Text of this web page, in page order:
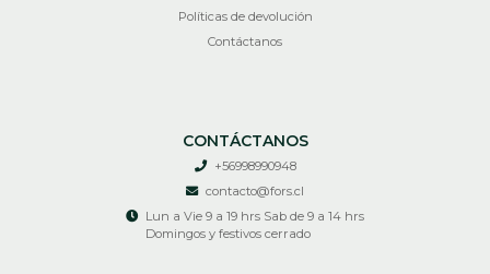
Políticas de devolución
Contáctanos
CONTÁCTANOS
+56998990948
contacto@fors.cl
Lun a Vie 9 a 19 hrs Sab de 9 a 14 hrs
Domingos y festivos cerrado